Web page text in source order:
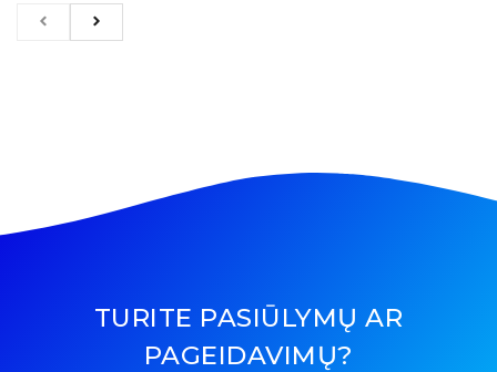
TURITE PASIŪLYMŲ AR
PAGEIDAVIMŲ?